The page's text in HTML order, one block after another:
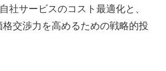
社サービスのコスト最適化と、
交渉力を高めるための戦略的投